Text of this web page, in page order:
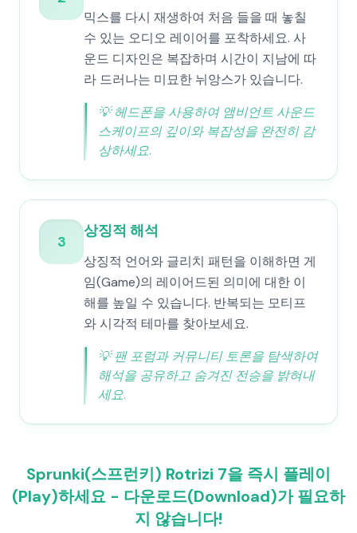
믹스를 다시 재생하여 처음 들을 때 놓칠
수 있는 오디오 레이어를 포착하세요. 사
운드 디자인은 복잡하며 시간이 지남에 따
라 드러나는 미묘한 뉘앙스가 있습니다.
💡헤드폰을 사용하여 앰비언트 사운드
스케이프의 깊이와 복잡성을 완전히 감
상하세요.
3
상징적 해석
상징적 언어와 글리치 패턴을 이해하면 게
임(Game)의 레이어드된 의미에 대한 이
해를 높일 수 있습니다. 반복되는 모티프
와 시각적 테마를 찾아보세요.
💡팬 포럼과 커뮤니티 토론을 탐색하여
해석을 공유하고 숨겨진 전승을 밝혀내
세요.
Sprunki(스프런키) Rotrizi 7을 즉시 플레이
(Play)하세요 - 다운로드(Download)가 필요하
지 않습니다!